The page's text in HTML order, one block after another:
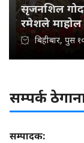
सृजनशिल
रमेशले माहोल
बिहीबार, पुस
सम्पर्क
सम्पादक: